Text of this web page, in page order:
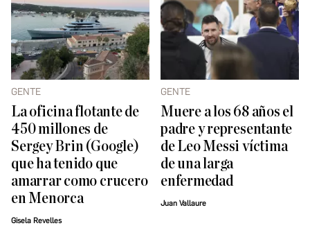
GENTE
La oficina flotante de
450 millones de
Sergey Brin (Google)
que ha tenido que
amarrar como crucero
en Menorca
Gisela Revelles
GENTE
Muere a los 68 años el
padre y representante
de Leo Messi víctima
de una larga
enfermedad
Juan Vallaure